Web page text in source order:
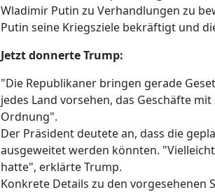
Wladimir Putin zu Verhandlungen zu
Putin seine Kriegsziele bekräftigt und
Jetzt donnerte Trump:
"Die Republikaner bringen gerade
jedes Land vorsehen, das Geschäfte
Ordnung".
Der Präsident deutete an, dass die
ausgeweitet werden könnten.
hatte", erklärte Trump.
Konkrete Details zu den vorgesehenen